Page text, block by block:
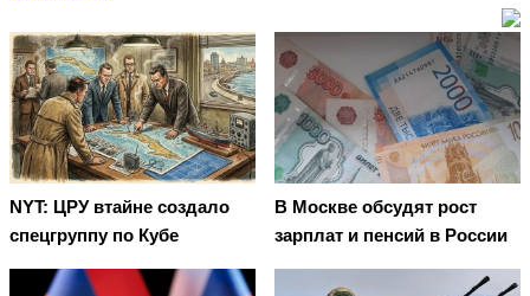
NYT: ЦРУ втайне создало
спецгруппу по Кубе
В Москве обсудят рост
зарплат и пенсий в России